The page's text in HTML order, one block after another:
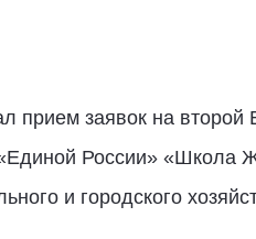
прием заявок на
России» «Школа
и городского